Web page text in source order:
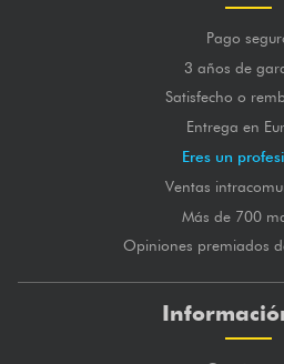
Pago
3 años de
Satisfecho o
Entrega en
Eres un
Ventas
Más de 700
Opiniones premiados